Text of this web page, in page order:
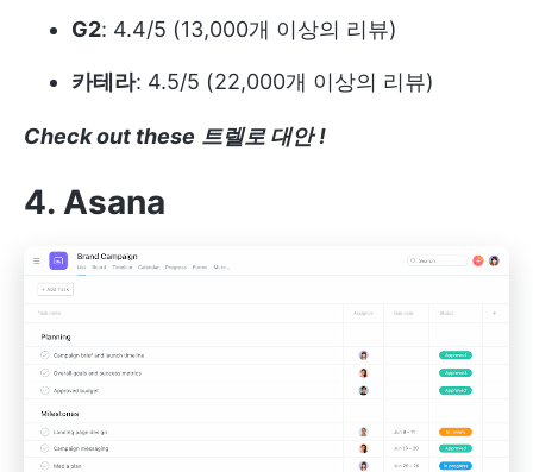
G2: 4.4/5 (13,000개 이상의 리뷰)
카테라: 4.5/5 (22,000개 이상의 리뷰)
Check out these 트렐로 대안 !
4. Asana